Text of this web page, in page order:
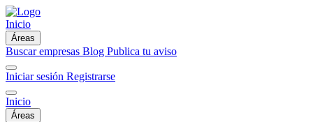
Inicio
Áreas
Buscar empresas Blog Publica tu aviso
Iniciar sesión Registrarse
Inicio
Áreas